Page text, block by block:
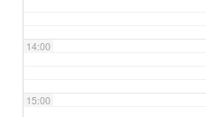
14:00
15:00